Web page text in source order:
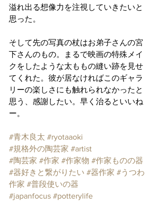
溢れ出る想像力を注視していきたいと
思った。
そして先の写真の杖はお弟子さんの宮
下さんのもの。まるで映画の特殊メイ
クをしたような太ももの縫い跡を見せ
てくれた。彼が居なければこのギャラ
リーの楽しさにも触れられなかったと
思う、感謝したい。早く治るといいね
ー。
#青木良太 #ryotaaoki
#規格外の陶芸家 #artist
#陶芸家 #作家 #作家物 #作家ものの器
#器好きと繋がりたい #器作家 #うつわ
作家 #普段使いの器
#japanfocus #potterylife